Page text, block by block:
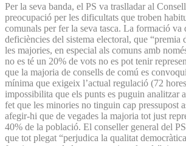
Per la seva banda, el PS va traslladar al
preocupació per les dificultats que troben
comunals per fer la seva tasca. La formació va
deficiències del sistema electoral, que “premia
les majories, en especial als comuns amb
no es té un 20% de vots no es pot tenir
que la majoria de consells de comú es
mínima que exigeix l’actual regulació (72
impossibilita que els punts es puguin analitzar
fet que les minories no tinguin cap pressupost
afegir-hi que de vegades la majoria tot just
40% de la població. El conseller general del
que tot plegat “perjudica la qualitat